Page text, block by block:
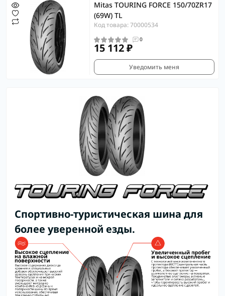
Mitas TOURING FORCE 150/70ZR17
(69W) TL
Код товара: 70000534
0
15 112 ₽
Уведомить меня
Спортивно-туристическая шина для
более уверенной езды.